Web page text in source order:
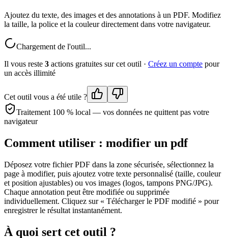
Ajoutez du texte, des images et des annotations à un PDF. Modifiez
la taille, la police et la couleur directement dans votre navigateur.
Chargement de l'outil...
Il vous reste 3 actions gratuites sur cet outil · Créez un compte pour
un accès illimité
Cet outil vous a été utile ?
Traitement 100 % local — vos données ne quittent pas votre
navigateur
Comment utiliser : modifier un pdf
Déposez votre fichier PDF dans la zone sécurisée, sélectionnez la
page à modifier, puis ajoutez votre texte personnalisé (taille, couleur
et position ajustables) ou vos images (logos, tampons PNG/JPG).
Chaque annotation peut être modifiée ou supprimée
individuellement. Cliquez sur « Télécharger le PDF modifié » pour
enregistrer le résultat instantanément.
À quoi sert cet outil ?